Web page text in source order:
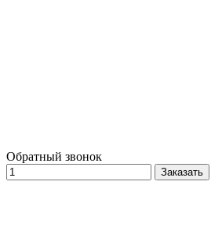
Обратный звонок
Заказать